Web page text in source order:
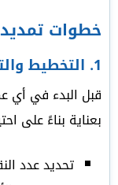
خطوات
1. التخطيط
قبل البدء في أي
بعناية بناءً على
تحديد عدد